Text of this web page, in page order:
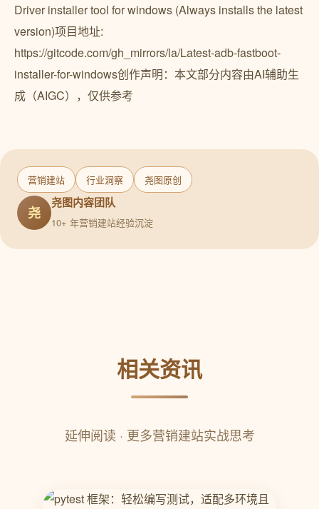
Driver installer tool for windows (Always installs the latest
version)项目地址:
https://gitcode.com/gh_mirrors/la/Latest-adb-fastboot-
installer-for-windows创作声明：本文部分内容由AI辅助生
成（AIGC），仅供参考
营销建站 行业洞察 尧图原创
尧
尧图内容团队
10+ 年营销建站经验沉淀
相关资讯
延伸阅读 · 更多营销建站实战思考